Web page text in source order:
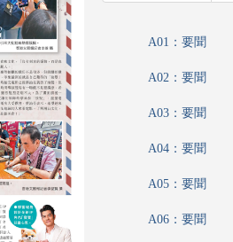
A01：要聞
A02：要聞
A03：要聞
A04：要聞
A05：要聞
A06：要聞